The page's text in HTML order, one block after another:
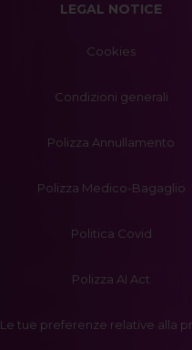
LEGAL NOTICE
Cookies
Condizioni generali
Polizza Annullamento
Polizza Medico-Bagaglio
Politica Covid
Polizza AI Act
Le tue preferenze relative alla